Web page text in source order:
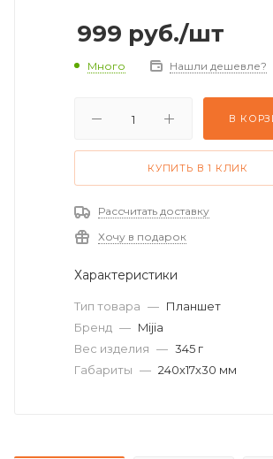
999 руб./шт
Много Нашли дешевле?
В
КУПИТЬ В 1 КЛИК
Рассчитать доставку
Хочу в подарок
Характеристики
Тип товара — Планшет
Бренд — Mijia
Вес изделия — 345 г
Габариты — 240х17х30 мм